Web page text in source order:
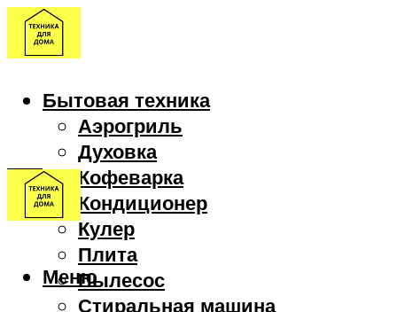
Бытовая техника
Аэрогриль
Духовка
Кофеварка
Кондиционер
Кулер
Плита
Пылесос
Стиральная машина
Меню